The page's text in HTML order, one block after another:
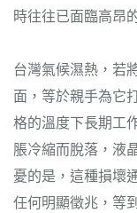
時往往已面臨高昂
台灣氣候濕熱，若
面，等於親手為它
格的溫度下長期工
脹冷縮而脫落，液
憂的是，這種損壞
任何明顯徵兆，等